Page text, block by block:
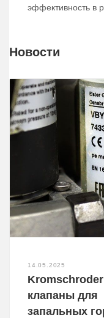
эффективность в
Новости
14.05.2025
клапаны для
запальных